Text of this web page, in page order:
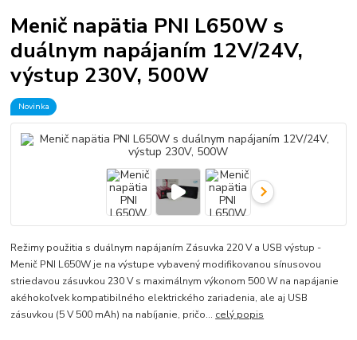
Menič napätia PNI L650W s
duálnym napájaním 12V/24V,
výstup 230V, 500W
Novinka
Režimy použitia s duálnym napájaním Zásuvka 220 V a USB výstup -
Menič PNI L650W je na výstupe vybavený modifikovanou sínusovou
striedavou zásuvkou 230 V s maximálnym výkonom 500 W na napájanie
akéhokoľvek kompatibilného elektrického zariadenia, ale aj USB
zásuvkou (5 V 500 mAh) na nabíjanie, pričo... celý popis